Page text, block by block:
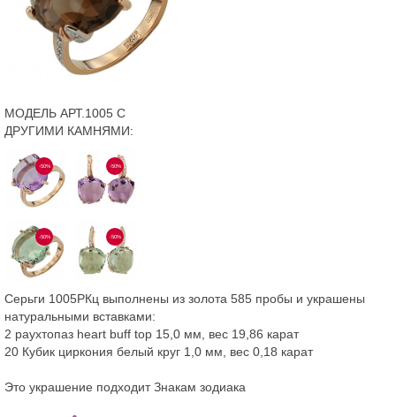
МОДЕЛЬ АРТ.1005 С
ДРУГИМИ КАМНЯМИ:
-50% -50%
-50% -50%
Серьги 1005РКц выполнены из золота 585 пробы и украшены
натуральными вставками:
2 раухтопаз heart buff top 15,0 мм, вес 19,86 карат
20 Кубик циркония белый круг 1,0 мм, вес 0,18 карат
Это украшение подходит Знакам зодиака